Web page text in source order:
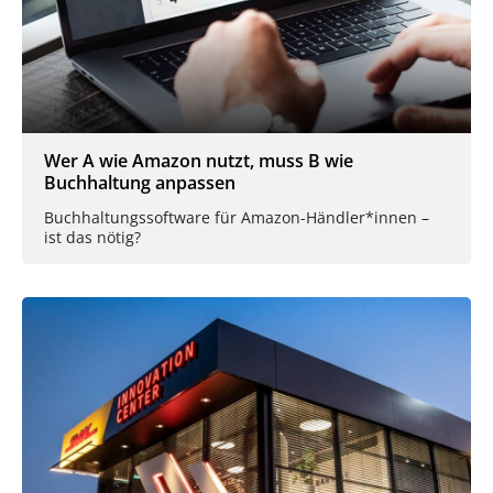
Wer A wie Amazon nutzt, muss B wie
Buchhaltung anpassen
Buchhaltungssoftware für Amazon-Händler*innen –
ist das nötig?